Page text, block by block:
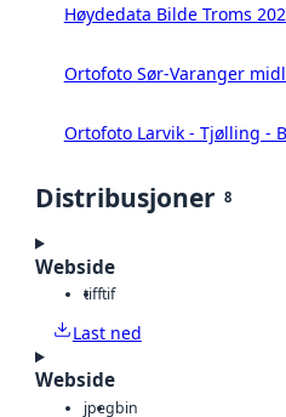
Høydedata Bilde Troms
Ortofoto Sør-Varanger
Ortofoto Larvik - Tjølling -
Distribusjoner 8
Webside
tifftif
Last ned
Webside
jpegbin